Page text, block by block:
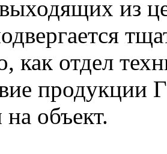
из
как отдел
продукции
на объект.